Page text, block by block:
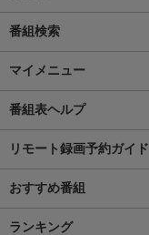
番組検索
マイメニュー
番組表ヘルプ
リモート録画予約ガイド
おすすめ番組
ランキング